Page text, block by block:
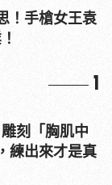
！手槍女王袁
1
刻「胸肌中
練出來才是真